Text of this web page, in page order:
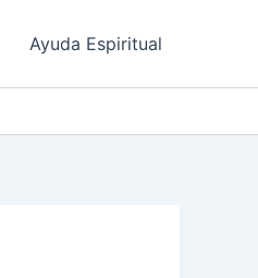
Ayuda Espiritual